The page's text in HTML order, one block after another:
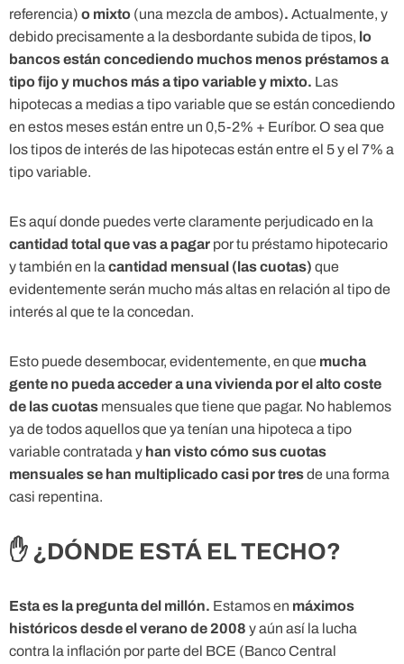
referencia) o mixto (una mezcla de ambos). Actualmente, y
debido precisamente a la desbordante subida de tipos, lo
bancos están concediendo muchos menos préstamos a
tipo fijo y muchos más a tipo variable y mixto. Las
hipotecas a medias a tipo variable que se están concediendo
en estos meses están entre un 0,5-2% + Euríbor. O sea que
los tipos de interés de las hipotecas están entre el 5 y el 7% a
tipo variable.
Es aquí donde puedes verte claramente perjudicado en la
cantidad total que vas a pagar por tu préstamo hipotecario
y también en la cantidad mensual (las cuotas) que
evidentemente serán mucho más altas en relación al tipo de
interés al que te la concedan.
Esto puede desembocar, evidentemente, en que mucha
gente no pueda acceder a una vivienda por el alto coste
de las cuotas mensuales que tiene que pagar. No hablemos
ya de todos aquellos que ya tenían una hipoteca a tipo
variable contratada y han visto cómo sus cuotas
mensuales se han multiplicado casi por tresde una forma
casi repentina.
✋ ¿DÓNDE ESTÁ EL TECHO?
Esta es la pregunta del millón. Estamos en máximos
históricos desde el verano de 2008 y aún así la lucha
contra la inflación por parte del BCE (Banco Central